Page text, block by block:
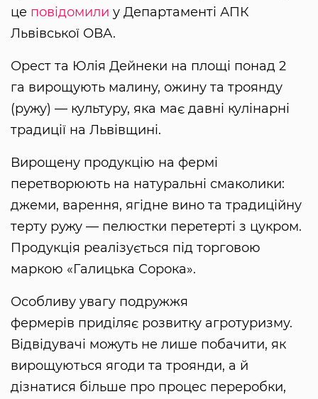
це повідомили у Департаменті АПК
Львівської ОВА.
Орест та Юлія Дейнеки на площі понад 2
га вирощують малину, ожину та троянду
(ружу) — культуру, яка має давні кулінарні
традиції на Львівщині.
Вирощену продукцію на фермі
перетворюють на натуральні смаколики:
джеми, варення, ягідне вино та традиційну
терту ружу — пелюстки перетерті з цукром.
Продукція реалізується під торговою
маркою «Галицька Сорока».
Особливу увагу подружжя
фермерів приділяє розвитку агротуризму.
Відвідувачі можуть не лише побачити, як
вирощуються ягоди та троянди, а й
дізнатися більше про процес переробки,